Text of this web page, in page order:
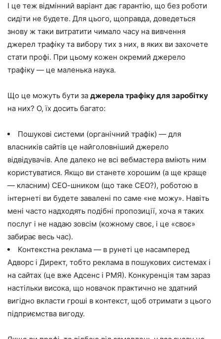
І це теж відмінний варіант дає гарантію, що без роботи
сидіти не будете. Для цього, щоправда, доведеться
знову ж таки витратити чимало часу на вивчення
джерел трафіку та вибору тих з них, в яких ви захочете
стати профі. При цьому кожен окремий джерело
трафіку — це маленька наука.
Що це можуть бути за джерела трафіку для заробітку
на них? О, їх досить багато:
Пошукові системи (органічний трафік) — для
власників сайтів це найголовніший джерело
відвідувачів. Але далеко не всі вебмастера вміють ним
користуватися. Якщо ви станете хорошим (а ще краще
— класним) СЕО-шником (що таке СЕО?), роботою в
інтернеті ви будете завалені по саме «не можу». Навіть
мені часто надходять подібні пропозиції, хоча я таких
послуг і не надаю зовсім (кожному своє, і це «своє»
забирає весь час).
Контекстна реклама — в рунеті це насамперед
Адворс і Директ, тобто реклама в пошукових системах і
на сайтах (це вже Адсенс і РМЯ). Конкуренція там зараз
настільки висока, що новачок практично не здатний
вигідно вкласти гроші в контекст, щоб отримати з цього
підприємства вигоду.